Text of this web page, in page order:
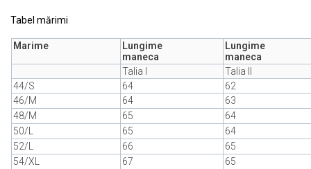
Tabel mărimi
Marime
Lungime
maneca
Lungime
maneca
Talia I
Talia II
44/S
64
62
46/M
64
63
48/M
65
64
50/L
65
64
52/L
66
65
54/XL
67
65